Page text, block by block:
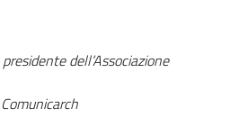
presidente dell’Associazione
Comunicarch